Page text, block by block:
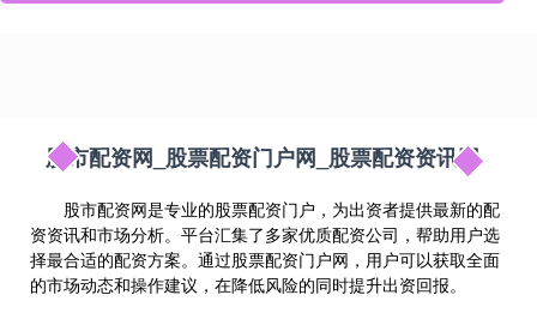
股市配资网_股票配资门户网_股票配资资讯网
股市配资网是专业的股票配资门户，为出资者提供最新的配
资资讯和市场分析。平台汇集了多家优质配资公司，帮助用户选
择最合适的配资方案。通过股票配资门户网，用户可以获取全面
的市场动态和操作建议，在降低风险的同时提升出资回报。